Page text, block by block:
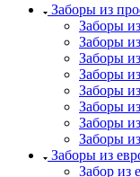
Заборы из
Заборы
Заборы
Заборы
Заборы
Заборы
Заборы
Заборы
Заборы
Заборы из
Забор из